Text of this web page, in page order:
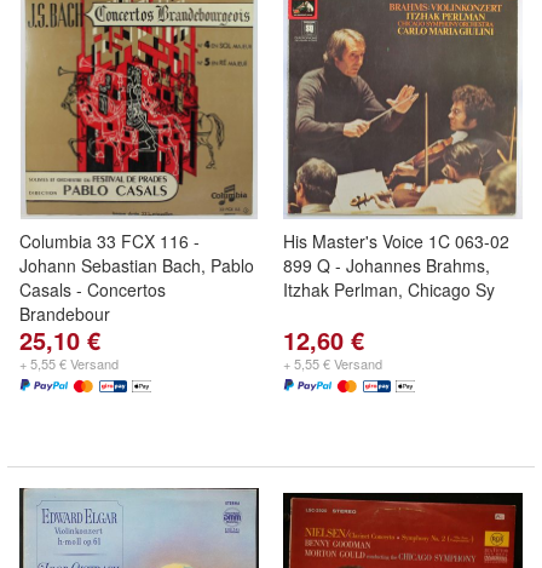
Columbia 33 FCX 116 -
Johann Sebastian Bach, Pablo
Casals - Concertos
Brandebour
25,10 €
+ 5,55 € Versand
His Master's Voice 1C 063-02
899 Q - Johannes Brahms,
Itzhak Perlman, Chicago Sy
12,60 €
+ 5,55 € Versand